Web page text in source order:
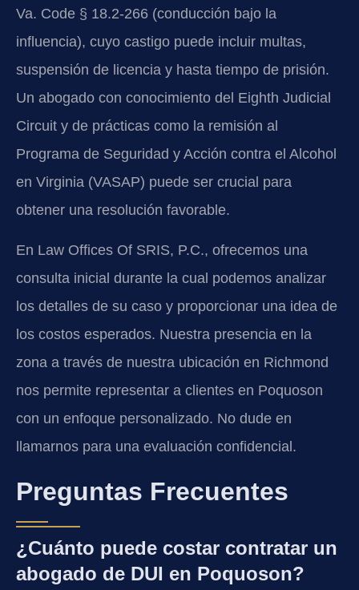
Va. Code § 18.2-266 (conducción bajo la
influencia), cuyo castigo puede incluir multas,
suspensión de licencia y hasta tiempo de prisión.
Un abogado con conocimiento del Eighth Judicial
Circuit y de prácticas como la remisión al
Programa de Seguridad y Acción contra el Alcohol
en Virginia (VASAP) puede ser crucial para
obtener una resolución favorable.
En Law Offices Of SRIS, P.C., ofrecemos una
consulta inicial durante la cual podemos analizar
los detalles de su caso y proporcionar una idea de
los costos esperados. Nuestra presencia en la
zona a través de nuestra ubicación en Richmond
nos permite representar a clientes en Poquoson
con un enfoque personalizado. No dude en
llamarnos para una evaluación confidencial.
Preguntas Frecuentes
¿Cuánto puede costar contratar un
abogado de DUI en Poquoson?